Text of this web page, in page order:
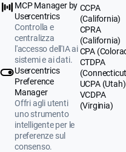
MCP Manager by
Usercentrics
Controlla e
centralizza
l'accesso dell'IA ai
sistemi e ai dati.
Usercentrics
Preference
Manager
Offri agli utenti
uno strumento
intelligente per le
preferenze sul
consenso.
CCPA
(California)
CPRA
(California)
CPA
CTDPA
UCPA (Utah)
VCDPA
(Virginia)